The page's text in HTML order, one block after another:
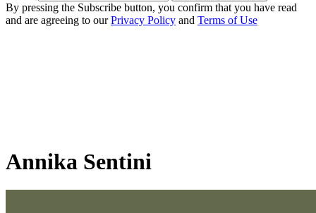
By pressing the Subscribe button, you confirm that you have read
and are agreeing to ourPrivacy Policy and Terms of Use
Annika Sentini